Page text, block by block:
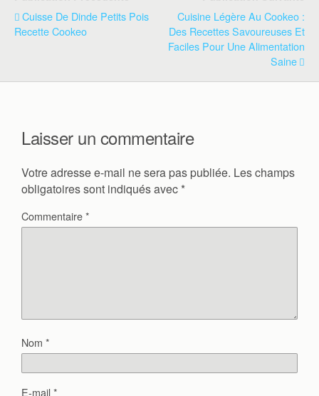
Cuisse De Dinde Petits Pois
Recette Cookeo
Cuisine Légère Au Cookeo :
Des Recettes Savoureuses Et
Faciles Pour Une Alimentation
Saine
Laisser un commentaire
Votre adresse e-mail ne sera pas publiée. Les champs
obligatoires sont indiqués avec *
Commentaire*
Nom *
E-mail*